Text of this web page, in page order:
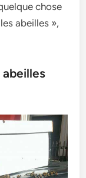
chose
abeilles »,